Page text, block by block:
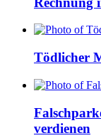
Tödlicher
verdienen